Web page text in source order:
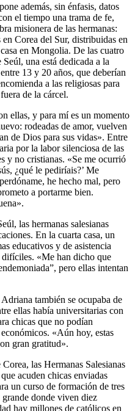
además, sin énfasis, datos
el tiempo una trama de fe,
misionera de las hermanas:
Corea del Sur, distribuidas en
en Mongolia. De las cuatro
una está dedicada a la
13 y 20 años, que deberían
a las religiosas para
de la cárcel.
ellas, y para mí es un momento
rodeadas de amor, vuelven
de Dios para sus vidas». Entre
por la labor silenciosa de las
y no cristianas. «Se me ocurrió
¿qué le pediríais?’ Me
he hecho mal, pero
a portarme bien.
las hermanas salesianas
En la cuarta casa, un
educativos y de asistencia
difíciles. «Me han dicho que
pero ellas intentan
también se ocupaba de
ellas había universitarias con
chicas que no podían
«Aún hoy, estas
gran gratitud».
las Hermanas Salesianas
acuden chicas enviadas
un curso de formación de tres
donde viven diez
hay millones de católicos en